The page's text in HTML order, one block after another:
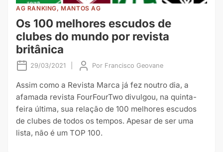
AG RANKING, MANTOS AG
Os 100 melhores escudos de
clubes do mundo por revista
britânica
29/03/2021 Por Francisco Geovane
Assim como a Revista Marca já fez noutro dia, a
afamada revista FourFourTwo divulgou, na quinta-
feira última, sua relação de 100 melhores escudos
de clubes de todos os tempos. Apesar de ser uma
lista, não é um TOP 100.